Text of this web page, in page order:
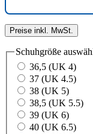
Preise inkl. MwSt.
Schuhgröße
36,5 (UK 4)
37 (UK 4.5)
38 (UK 5)
38,5 (UK 5.5)
39 (UK 6)
40 (UK 6.5)